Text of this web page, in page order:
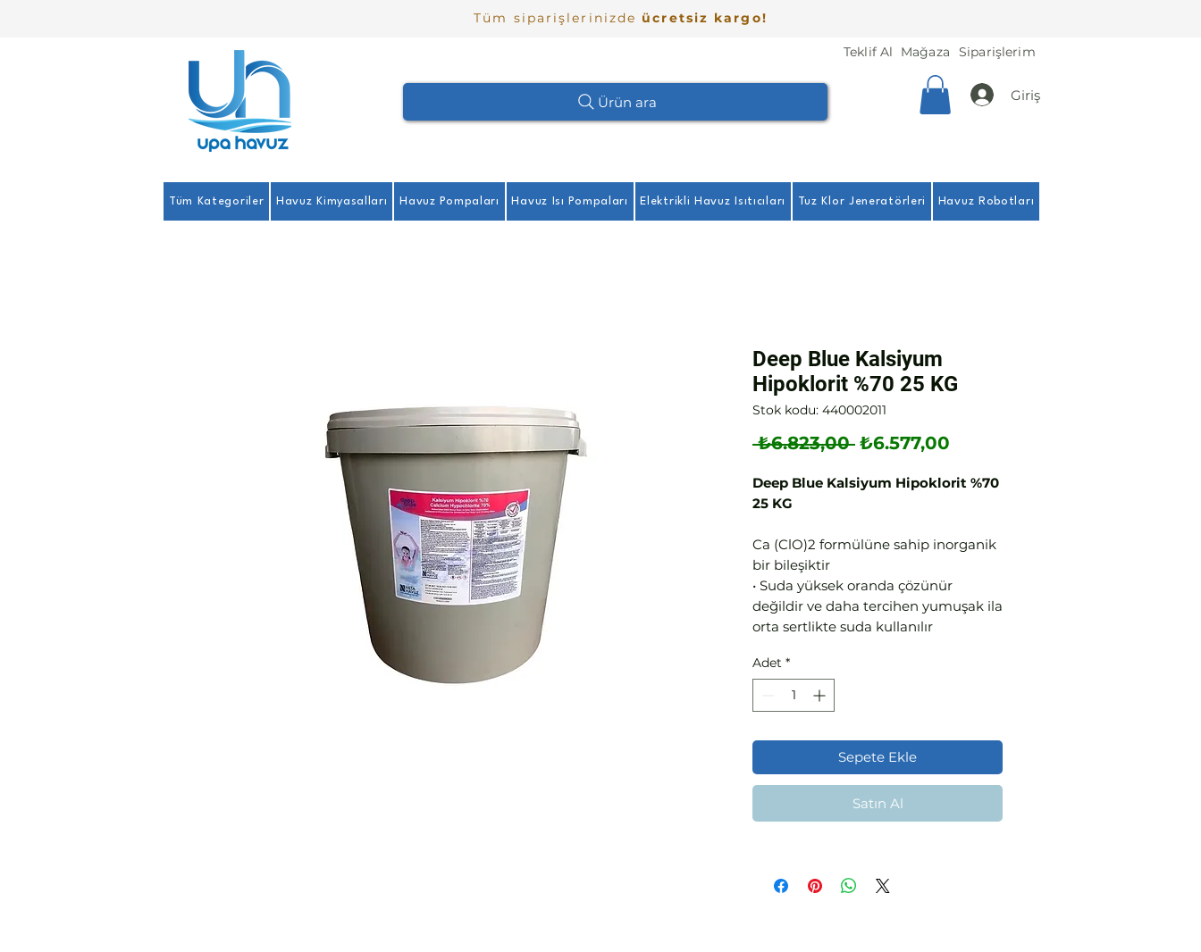
Tüm siparişlerinizde ücretsiz kargo!
Teklif Al Mağaza Siparişlerim
Ürün ara Giriş
Tüm Kategoriler Havuz Kimyasalları Havuz Pompaları Havuz Isı Pompaları Elektrikli Havuz Isıtıcıları Tuz Klor Jeneratörleri Havuz Robotları
Deep Blue Kalsiyum
Hipoklorit %70 25 KG
Stok kodu: 440002011
₺6.823,00 Normal
₺6.577,00
Deep Blue Kalsiyum Hipoklorit %70
25 KG
Ca (ClO)2 formülüne sahip inorganik
bir bileşiktir
• Suda yüksek oranda çözünür
değildir ve daha tercihen yumuşak ila
orta sertlikte suda kullanılır
yüzme havuzlarını ve içme suyunu
dezenfekte etmek için kullanılır
• Beyaz, granül, klor bazlı bir üründür
• Granül olduğu için kullanımı kolay
ve pratiktir
• Bağlı klor yükseldiğinde şoklama
Adet *
Sepete Ekle
Satın Al